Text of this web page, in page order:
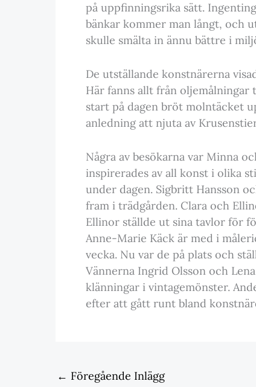
på uppfinningsrika sätt.
bänkar kommer man långt, och
skulle smälta in ännu bättre i
De utställande konstnärerna
Här fanns allt från
start på dagen bröt molntäcket
anledning att njuta av
Några av besökarna var Minna
inspirerades av all konst i olika
under dagen. Sigbritt Hansson
fram i trädgården. Clara och
Ellinor ställde ut sina tavlor för
Anne-Marie Käck är med i
vecka. Nu var de på plats och
Vännerna Ingrid Olsson och
klänningar i vintagemönster.
efter att gått runt bland
← Föregående Inlägg